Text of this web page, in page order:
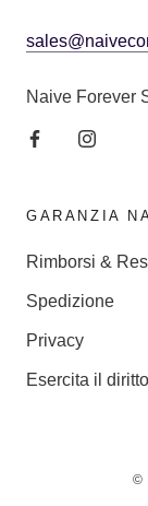
Naive Forever
GARANZIA
Rimborsi &
Spedizione
Privacy
Esercita il
©